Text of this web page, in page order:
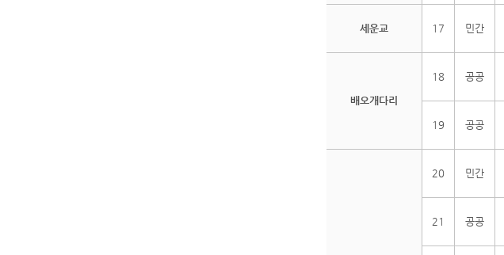
세운교 17 민간
배오개다리
18 공공
19 공공
20 민간
21 공공